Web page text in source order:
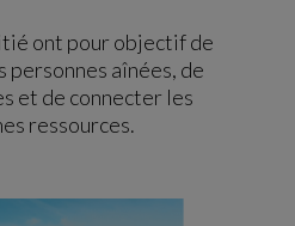
ont pour objectif de
personnes aînées, de
et de connecter les
ressources.